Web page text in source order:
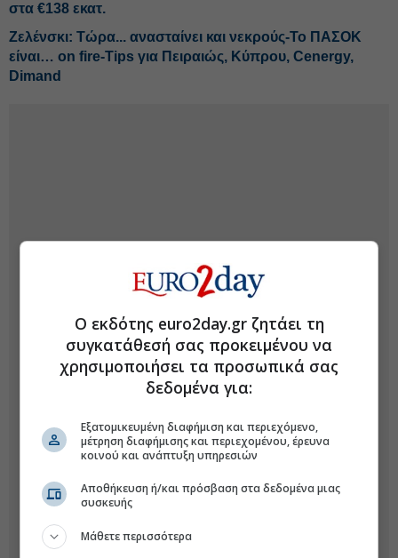
στα €138 εκατ.
Ζελένσκι: Τώρα... ανασταίνει και νεκρούς-Το ΠΑΣΟΚ
είναι… on fire-Tips για Πειραιώς, Κύπρου, Cenergy,
Dimand
Ο εκδότης euro2day.gr ζητάει τη
συγκατάθεσή σας προκειμένου να
χρησιμοποιήσει τα προσωπικά σας
δεδομένα για:
Εξατομικευμένη διαφήμιση και περιεχόμενο,
μέτρηση διαφήμισης και περιεχομένου, έρευνα
κοινού και ανάπτυξη υπηρεσιών
Αποθήκευση ή/και πρόσβαση στα δεδομένα μιας
συσκευής
Μάθετε περισσότερα